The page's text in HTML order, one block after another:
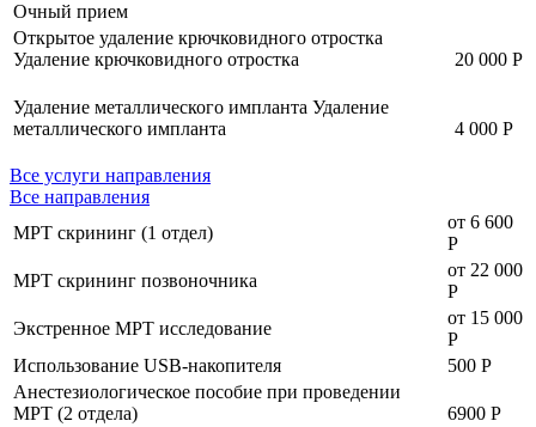
Очный прием
Открытое удаление крючковидного отростка
Удаление крючковидного отростка
20 000 Р
Удаление металлического импланта Удаление
металлического импланта
4 000 Р
Все услуги направления
Все направления
МРТ скрининг (1 отдел)
от 6 600
Р
МРТ скрининг позвоночника
от 22 000
Р
Экстренное МРТ исследование
от 15 000
Р
Использование USB-накопителя
500 Р
Анестезиологическое пособие при проведении
МРТ (2 отдела)
6900 Р